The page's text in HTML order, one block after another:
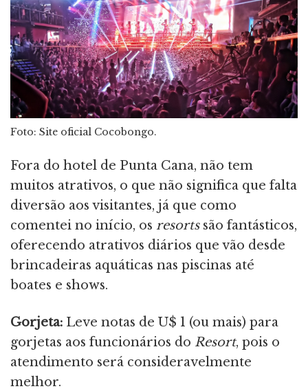
Foto: Site oficial Cocobongo.
Fora do hotel de Punta Cana, não tem
muitos atrativos, o que não significa que falta
diversão aos visitantes, já que como
comentei no início, os resortssão fantásticos,
oferecendo atrativos diários que vão desde
brincadeiras aquáticas nas piscinas até
boates e shows.
Gorjeta: Leve notas de U$ 1 (ou mais) para
gorjetas aos funcionários do Resort, pois o
atendimento será consideravelmente
melhor.